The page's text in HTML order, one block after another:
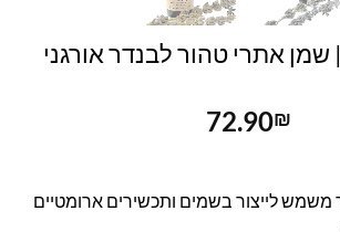
72.90₪
משמש לייצור בשמים ותכשירים ארומטיים